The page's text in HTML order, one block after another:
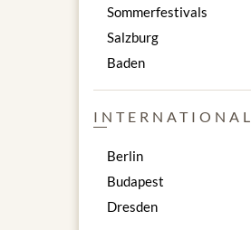
Sommerfestivals
Salzburg
Baden
INTERNATIONAL
Berlin
Budapest
Dresden